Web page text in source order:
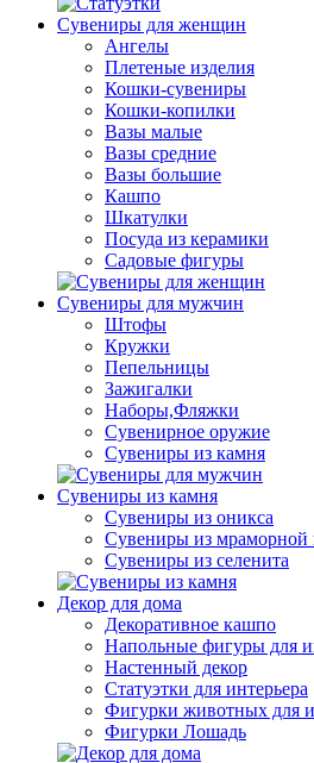
Сувениры для женщин
Ангелы
Плетеные изделия
Кошки-сувениры
Кошки-копилки
Вазы малые
Вазы средние
Вазы большие
Кашпо
Шкатулки
Посуда из керамики
Садовые фигуры
Сувениры для мужчин
Штофы
Кружки
Пепельницы
Зажигалки
Наборы,Фляжки
Сувенирное оружие
Сувениры из камня
Сувениры из камня
Сувениры из оникса
Сувениры из мраморной
Сувениры из селенита
Декор для дома
Декоративное кашпо
Напольные фигуры для
Настенный декор
Статуэтки для интерьера
Фигурки животных для
Фигурки Лошадь